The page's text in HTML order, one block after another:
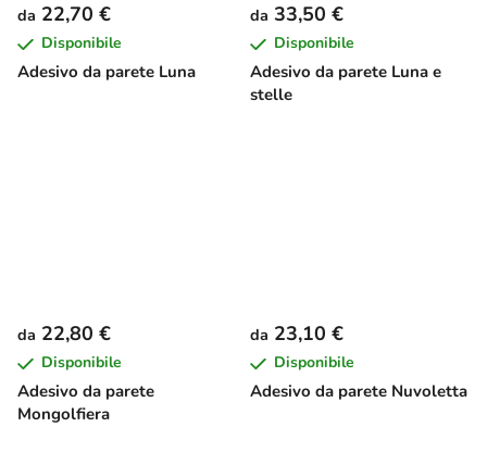
Adesivo da parete Luna
da 22,70 €
Disponibile
Adesivo da parete Luna e
stelle
da 33,50 €
Disponibile
Adesivo da parete
Mongolfiera
da 22,80 €
Disponibile
Adesivo da parete Nuvoletta
da 23,10 €
Disponibile